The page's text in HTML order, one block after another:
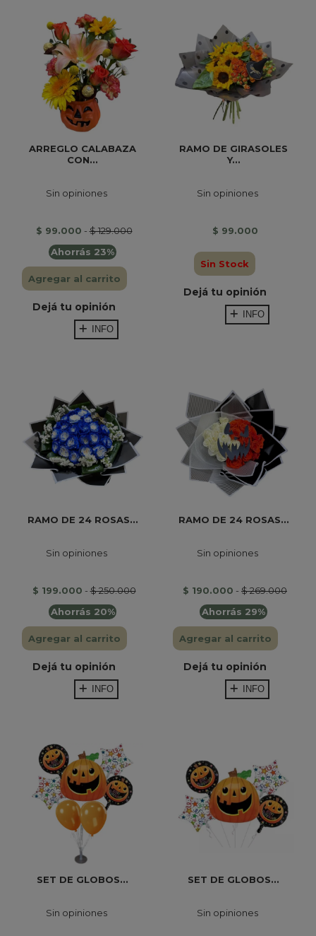
ARREGLO CALABAZA
CON...
Sin opiniones
$ 99.000 -$ 129.000
Ahorrás 23%
Agregar al carrito
Dejá tu opinión
INFO
RAMO DE GIRASOLES
Y...
Sin opiniones
$ 99.000
Sin Stock
Dejá tu opinión
INFO
RAMO DE 24 ROSAS...
Sin opiniones
$ 199.000 -$ 250.000
Ahorrás 20%
Agregar al carrito
Dejá tu opinión
INFO
RAMO DE 24 ROSAS...
Sin opiniones
$ 190.000 - $ 269.000
Ahorrás 29%
Agregar al carrito
Dejá tu opinión
INFO
SET DE GLOBOS...
Sin opiniones
SET DE GLOBOS...
Sin opiniones